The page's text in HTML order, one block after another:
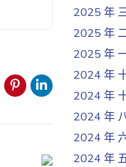
2025 年
2025 年
2025 年
2024 年
2024 年
2024 年
2024 年
2024 年